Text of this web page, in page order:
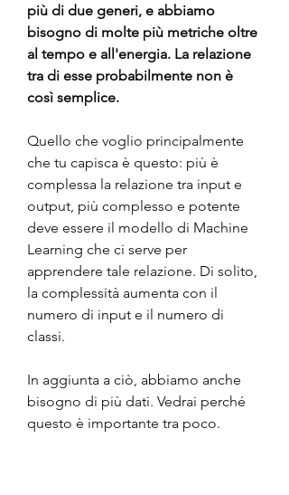
più di due generi, e abbiamo
bisogno di molte più metriche oltre
al tempo e all'energia. La relazione
tra di esse probabilmente non è
così semplice.
Quello che voglio principalmente
che tu capisca è questo: più è
complessa la relazione tra input e
output, più complesso e potente
deve essere il modello di Machine
Learning che ci serve per
apprendere tale relazione. Di solito,
la complessità aumenta con il
numero di input e il numero di
classi.
In aggiunta a ciò, abbiamo anche
bisogno di più dati. Vedrai perché
questo è importante tra poco.